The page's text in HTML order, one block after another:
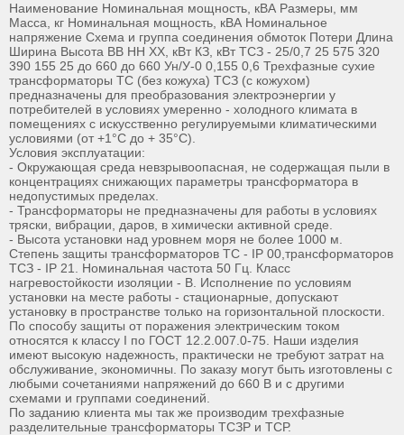
Наименование Номинальная мощность, кВА Размеры, мм
Масса, кг Номинальная мощность, кВА Номинальное
напряжение Схема и группа соединения обмоток Потери Длина
Ширина Высота ВВ НН ХХ, кВт КЗ, кВт ТСЗ - 25/0,7 25 575 320
390 155 25 до 660 до 660 Ун/У-0 0,155 0,6 Трехфазные сухие
трансформаторы ТС (без кожуха) ТСЗ (с кожухом)
предназначены для преобразования электроэнергии у
потребителей в условиях умеренно - холодного климата в
помещениях с искусственно регулируемыми климатическими
условиями (от +1°С до + 35°С).
Условия эксплуатации:
- Окружающая среда невзрывоопасная, не содержащая пыли в
концентрациях снижающих параметры трансформатора в
недопустимых пределах.
- Трансформаторы не предназначены для работы в условиях
тряски, вибрации, даров, в химически активной среде.
- Высота установки над уровнем моря не более 1000 м.
Степень защиты трансформаторов ТС - IP 00,трансформаторов
ТСЗ - IP 21. Номинальная частота 50 Гц. Класс
нагревостойкости изоляции - В. Исполнение по условиям
установки на месте работы - стационарные, допускают
установку в пространстве только на горизонтальной плоскости.
По способу защиты от поражения электрическим током
относятся к классу I по ГОСТ 12.2.007.0-75. Наши изделия
имеют высокую надежность, практически не требуют затрат на
обслуживание, экономичны. По заказу могут быть изготовлены с
любыми сочетаниями напряжений до 660 В и с другими
схемами и группами соединений.
По заданию клиента мы так же производим трехфазные
разделительные трансформаторы ТСЗР и ТСР.